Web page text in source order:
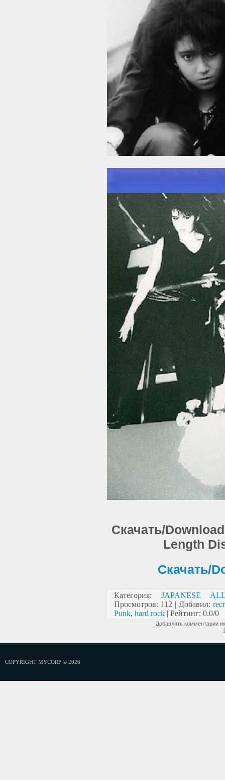
Скачать/
Length
Скачать/
Категория:
JAPANESE
Просмотров: 112 | Добавил:
Punk, hard rock | Рейтинг: 0.0/0
Добавлять комментарии
COPYRIGHT MYCORP © 2026